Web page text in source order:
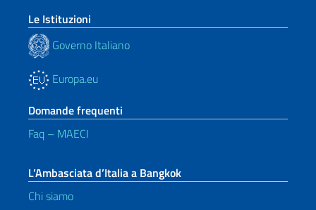
Le Istituzioni
Governo Italiano
Europa.eu
Domande frequenti
Faq – MAECI
L’Ambasciata d’Italia a Bangkok
Chi siamo